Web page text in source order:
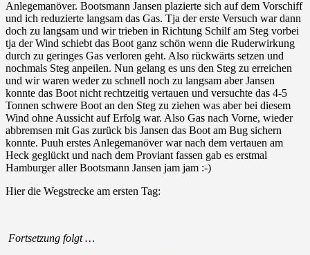
Anlegemanöver. Bootsmann Jansen plazierte sich auf dem Vorschiff
und ich reduzierte langsam das Gas. Tja der erste Versuch war dann
doch zu langsam und wir trieben in Richtung Schilf am Steg vorbei
tja der Wind schiebt das Boot ganz schön wenn die Ruderwirkung
durch zu geringes Gas verloren geht. Also rückwärts setzen und
nochmals Steg anpeilen. Nun gelang es uns den Steg zu erreichen
und wir waren weder zu schnell noch zu langsam aber Jansen
konnte das Boot nicht rechtzeitig vertauen und versuchte das 4-5
Tonnen schwere Boot an den Steg zu ziehen was aber bei diesem
Wind ohne Aussicht auf Erfolg war. Also Gas nach Vorne, wieder
abbremsen mit Gas zurück bis Jansen das Boot am Bug sichern
konnte. Puuh erstes Anlegemanöver war nach dem vertauen am
Heck geglückt und nach dem Proviant fassen gab es erstmal
Hamburger aller Bootsmann Jansen jam jam :-)
Hier die Wegstrecke am ersten Tag:
Fortsetzung folgt …